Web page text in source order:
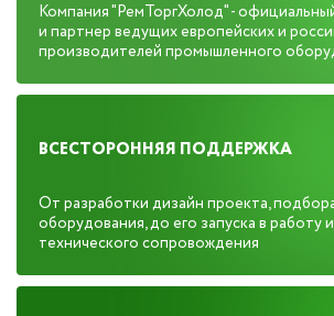
Компания "РемТоргХолод" -
и партнер ведущих европейских и
производителей промышленного
ВСЕСТОРОННЯЯ ПОДДЕРЖКА
От разработки дизайн проекта,
оборудования, до его запуска в работу
технического сопровождения